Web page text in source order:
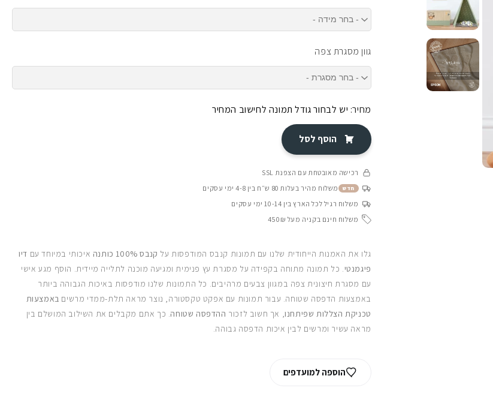
גוון מסגרת צפה
מחיר: יש לבחור גודל תמונה לחישוב המחיר
הוסף לסל
רכישה מאובטחת עם הצפנת SSL
חדש משלוח מהיר בעלות 80 ש״ח בין 4-8 ימי עסקים
משלוח רגיל לכל הארץ בין 10-14 ימי עסקים
משלוח חינם בקניה מעל 450₪
גלו את האמנות הייחודית שלנו עם תמונות קנבס המודפסות על קנבס 100% כותנה איכותי במיוחד עם דיו
פיגמנטי. כל תמונה מתוחה בקפידה על מסגרת עץ פנימית ומגיעה מוכנה לתלייה מיידית. הוסף מגע אישי
עם מסגרת חיצונית צפה במגוון צבעים מרהיבים. כל התמונות שלנו מודפסות באיכות הגבוהה ביותר
באמצעות הדפסה שטוחה. עבור תמונות עם אפקט טקסטורה, נוצר מראה תלת-ממדי מרשים באמצעות
טכניקת הצללות שפיתחנו, אך חשוב לזכור ההדפסה שטוחה. כך אתם מקבלים את השילוב המושלם בין
מראה עשיר ומרשים לבין איכות הדפסה גבוהה.
הוספה למועדפים